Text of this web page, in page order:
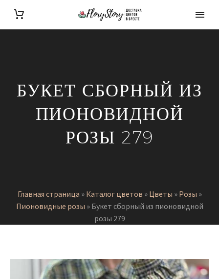
БУКЕТ СБОРНЫЙ ИЗ
ПИОНОВИДНОЙ
РОЗЫ 279
Главная страница » Каталог цветов » Цветы » Розы »
Пионовидные розы » Букет сборный из пионовидной
розы 279